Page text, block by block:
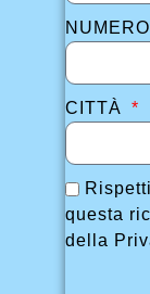
CITTÀ
questa
della